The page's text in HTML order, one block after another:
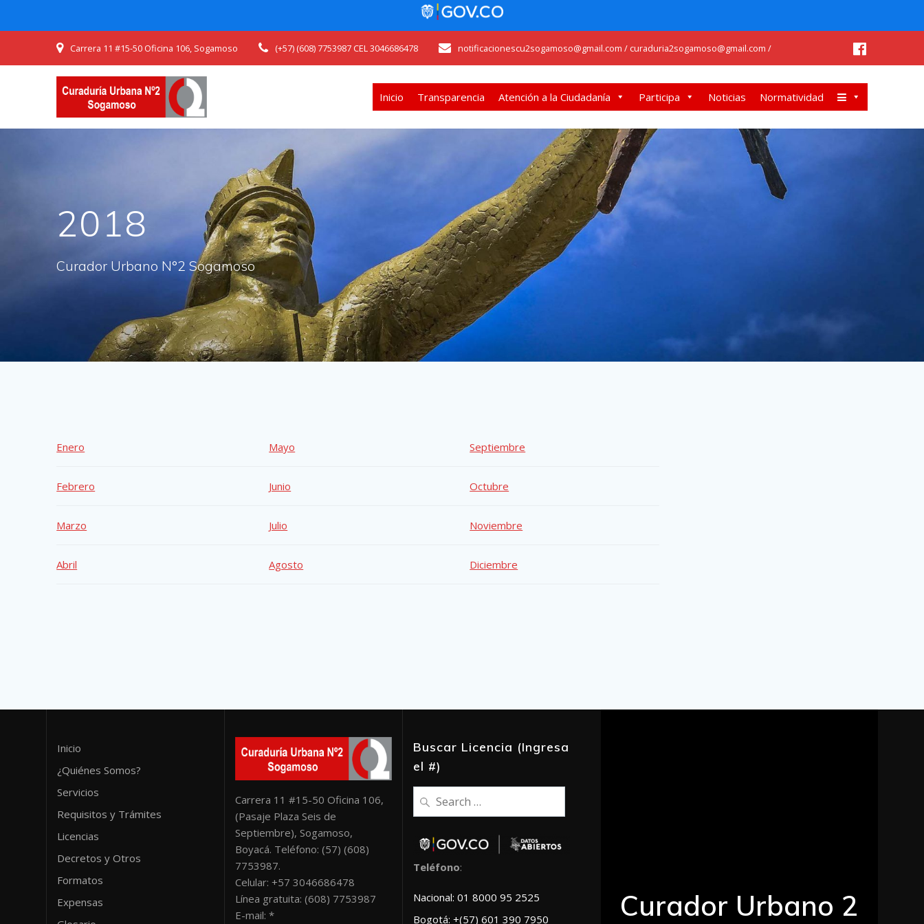
Carrera 11 #15-50 Oficina 106, Sogamoso (+57) (608) 7753987 CEL 3046686478 notificacionescu2sogamoso@gmail.com / curaduria2sogamoso@gmail.com /
Inicio Transparencia Atención a la Ciudadanía Participa Noticias Normatividad
2018
Curador Urbano N°2 Sogamoso
Enero Mayo Septiembre
Febrero Junio Octubre
Marzo Julio Noviembre
Abril Agosto Diciembre
Inicio
¿Quiénes Somos?
Servicios
Requisitos y Trámites
Licencias
Decretos y Otros
Formatos
Expensas
Carrera 11 #15-50 Oficina 106,
(Pasaje Plaza Seis de
Septiembre), Sogamoso,
Boyacá. Teléfono: (57) (608)
7753987.
Celular: +57 3046686478
Línea gratuita: (608) 7753987
E-mail: *
Buscar Licencia (Ingresa
el #)
Search
for:
Teléfono:
Nacional: 01 8000 95 2525
Bogotá: +(57) 601 390 7950
Curador Urbano 2